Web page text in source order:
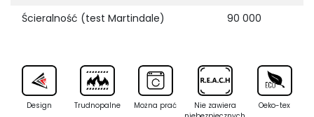
Ścieralność (test Martindale)
90 000
Design Trudnopalne Można prać
Nie zawiera
Oeko-tex